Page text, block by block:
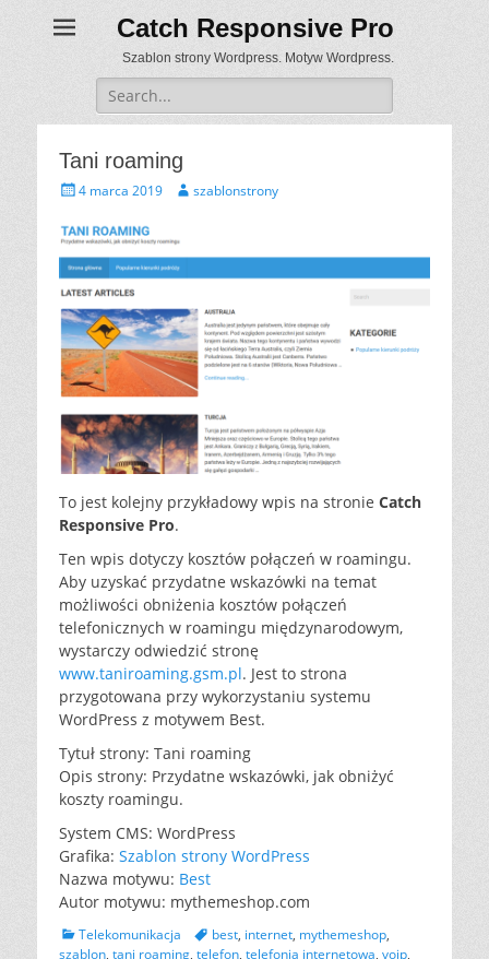
Catch Responsive Pro
Szablon strony Wordpress. Motyw Wordpress.
Search
for:
Tani roaming
P
s
t
d
o
n
4 marca 2019
A
h
o
szablonstrony
To jest kolejny przykładowy wpis na stronie Catch
Responsive Pro.
Ten wpis dotyczy kosztów połączeń w roamingu.
Aby uzyskać przydatne wskazówki na temat
możliwości obniżenia kosztów połączeń
telefonicznych w roamingu międzynarodowym,
wystarczy odwiedzić stronę
www.taniroaming.gsm.pl. Jest to strona
przygotowana przy wykorzystaniu systemu
WordPress z motywem Best.
Tytuł strony: Tani roaming
Opis strony: Przydatne wskazówki, jak obniżyć
koszty roamingu.
System CMS: WordPress
Grafika: Szablon strony WordPress
Nazwa motywu: Best
Autor motywu: mythemeshop.com
C
a
Telekomunikacja
T
a
best, internet, mythemeshop,
szablon, tani roaming, telefon, telefonia internetowa, voip,